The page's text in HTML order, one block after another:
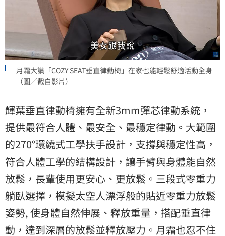
月霜大讚「COZY SEAT垂直律動椅」在家也能輕鬆舒適活動全身
（圖／截自影片）
輝葉垂直律動椅擁有全新3mm彈芯律動系統，
提供最符合人體、最安全、最穩定律動。大範圍
的270°環繞式工學扶手設計，支撐與穩定性高，
符合人體工學的結構設計，讓手臂與身體能自然
放鬆，長輩使用更安心、更放鬆。三段式零重力
躺臥選擇，模擬太空人漂浮般的貼近零重力放鬆
姿勢, 使身體自然伸展、釋放重量，搭配垂直律
動，達到深層的放鬆並釋放壓力。月霜也忍不住